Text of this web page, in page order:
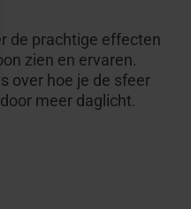
de prachtige effecten
zien en ervaren.
over hoe je de sfeer
meer daglicht.